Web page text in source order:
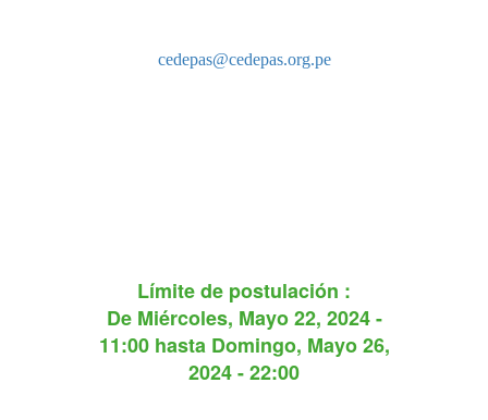
cedepas@cedepas.org.pe
Límite de postulación :
De Miércoles, Mayo 22, 2024 -
11:00hasta Domingo, Mayo 26,
2024 - 22:00